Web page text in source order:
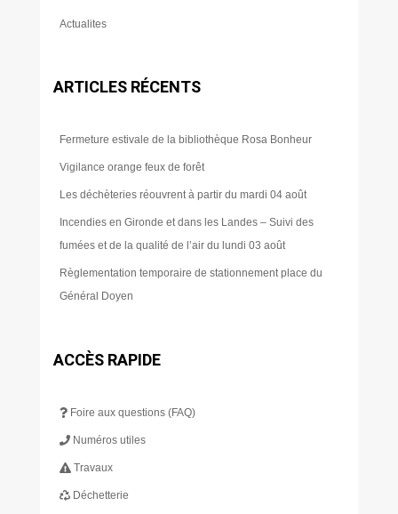
Actualites
ARTICLES RÉCENTS
Fermeture estivale de la bibliothèque Rosa Bonheur
Vigilance orange feux de forêt
Les déchèteries réouvrent à partir du mardi 04 août
Incendies en Gironde et dans les Landes – Suivi des
fumées et de la qualité de l’air du lundi 03 août
Règlementation temporaire de stationnement place du
Général Doyen
ACCÈS RAPIDE
Foire aux questions (FAQ)
Numéros utiles
Travaux
Déchetterie